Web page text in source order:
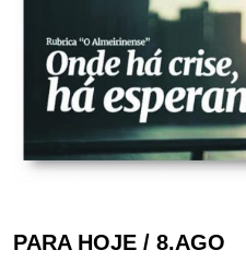
PARA HOJE / 8.AGO